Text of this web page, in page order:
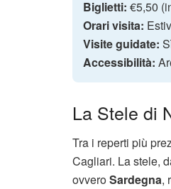
Biglietti: €5,50
Orari visita:
Visite guidate:
Accessibilità:
La Stele di
Tra i reperti più
Cagliari. La stele,
ovveroSardegna,